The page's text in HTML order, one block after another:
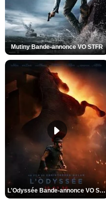
Mutiny Bande-annonce VO STFR
L'Odyssée Bande-annonce VO STFR